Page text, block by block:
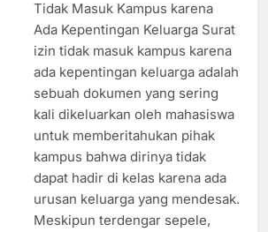
Tidak Masuk Kampus karena
Ada Kepentingan Keluarga Surat
izin tidak masuk kampus karena
ada kepentingan keluarga adalah
sebuah dokumen yang sering
kali dikeluarkan oleh mahasiswa
untuk memberitahukan pihak
kampus bahwa dirinya tidak
dapat hadir di kelas karena ada
urusan keluarga yang mendesak.
Meskipun terdengar sepele,